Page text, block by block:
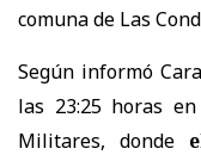
comuna de Las
Según informó
las 23:25 horas
Militares, donde